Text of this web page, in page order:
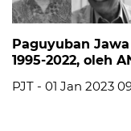
Paguyuban
1995-2022, oleh
PJT - 01 Jan 2023